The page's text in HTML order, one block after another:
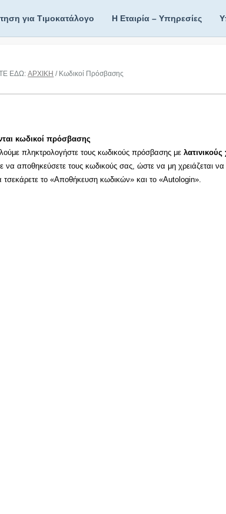
για Τιμοκατάλογο Η Εταιρία – Υπηρεσίες
ΕΔΩ:ΑΡΧΙΚΗ / Κωδικοί Πρόσβασης
κωδικοί πρόσβασης
πληκτρολογήστε τους κωδικούς πρόσβασης με
να αποθηκεύσετε τους κωδικούς σας, ώστε να μη χρειάζεται
τσεκάρετε το «Αποθήκευση κωδικών» και το «Autologin».